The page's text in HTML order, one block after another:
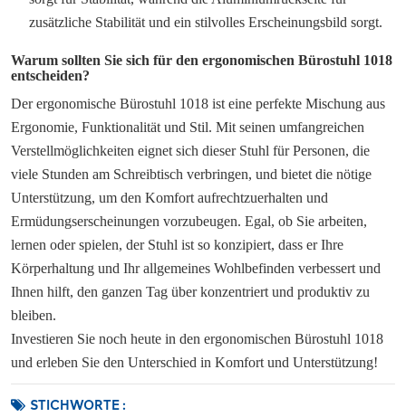
zusätzliche Stabilität und ein stilvolles Erscheinungsbild sorgt.
Warum sollten Sie sich für den ergonomischen Bürostuhl 1018
entscheiden?
Der ergonomische Bürostuhl 1018 ist eine perfekte Mischung aus
Ergonomie, Funktionalität und Stil. Mit seinen umfangreichen
Verstellmöglichkeiten eignet sich dieser Stuhl für Personen, die
viele Stunden am Schreibtisch verbringen, und bietet die nötige
Unterstützung, um den Komfort aufrechtzuerhalten und
Ermüdungserscheinungen vorzubeugen. Egal, ob Sie arbeiten,
lernen oder spielen, der Stuhl ist so konzipiert, dass er Ihre
Körperhaltung und Ihr allgemeines Wohlbefinden verbessert und
Ihnen hilft, den ganzen Tag über konzentriert und produktiv zu
bleiben.
Investieren Sie noch heute in den ergonomischen Bürostuhl 1018
und erleben Sie den Unterschied in Komfort und Unterstützung!
STICHWORTE :